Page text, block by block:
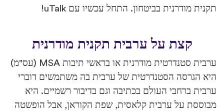
תקנית מודרנית בביטחון. התחל עכשיו עם uTalk!
קצת על ערבית תקנית מודרנית
ערבית סטנדרטית מודרנית או בראשי תיבות MSA (עס"מ)
היא הגרסה הסטנדרטית של ערבית בה משתמשים דוברי
ערבית ברחבי העולם בכתיבה וגם בדיבור רשמיים. היא
מבוססת על ערבית קלאסית, שפת הקוראן, אבל הופשטה